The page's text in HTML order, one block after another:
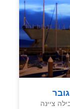
ציינה